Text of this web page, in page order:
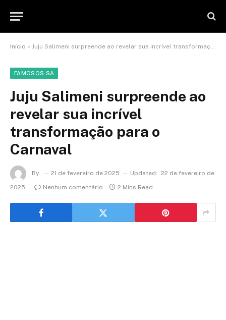
Início » Juju Salimeni surpreende ao revelar sua incrível transformação para o Carnaval
FAMOSOS SA
Juju Salimeni surpreende ao
revelar sua incrível
transformação para o
Carnaval
By 21 de fevereiro de 2025 Updated: 22 de fevereiro de
2025
Nenhum comentário 2 Mins Read